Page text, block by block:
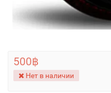
500฿
Нет в наличии